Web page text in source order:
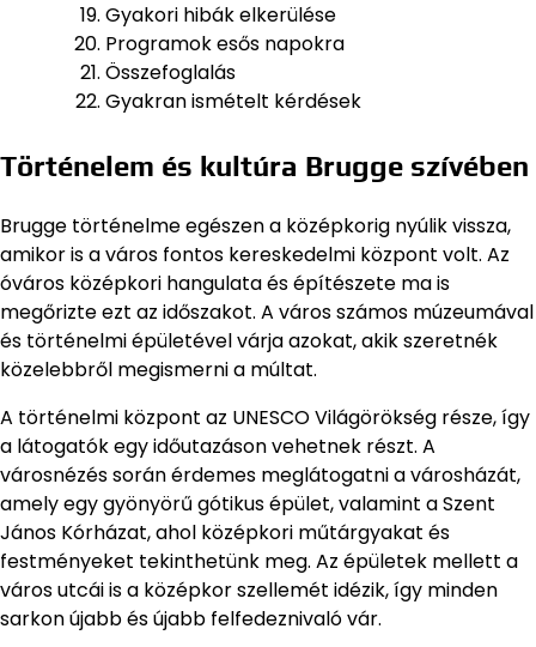
Gyakori hibák elkerülése
Programok esős napokra
Összefoglalás
Gyakran ismételt kérdések
Történelem és kultúra Brugge szívében
Brugge történelme egészen a középkorig nyúlik vissza,
amikor is a város fontos kereskedelmi központ volt. Az
óváros középkori hangulata és építészete ma is
megőrizte ezt az időszakot. A város számos múzeumával
és történelmi épületével várja azokat, akik szeretnék
közelebbről megismerni a múltat.
A történelmi központ az UNESCO Világörökség része, így
a látogatók egy időutazáson vehetnek részt. A
városnézés során érdemes meglátogatni a városházát,
amely egy gyönyörű gótikus épület, valamint a Szent
János Kórházat, ahol középkori műtárgyakat és
festményeket tekinthetünk meg. Az épületek mellett a
város utcái is a középkor szellemét idézik, így minden
sarkon újabb és újabb felfedeznivaló vár.